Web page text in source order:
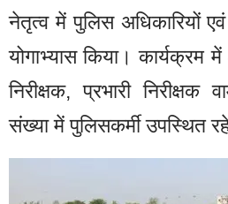
नेतृत्व में पुलिस अधिकारियों एवं
योगाभ्यास किया। कार्यक्रम में
निरीक्षक, प्रभारी निरीक्षक
संख्या में पुलिसकर्मी उपस्थित